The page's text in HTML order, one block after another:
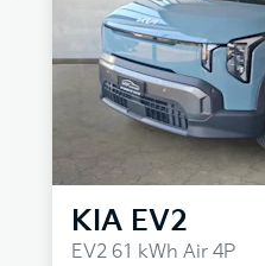
KIA EV2
EV2 61 kWh Air 4P